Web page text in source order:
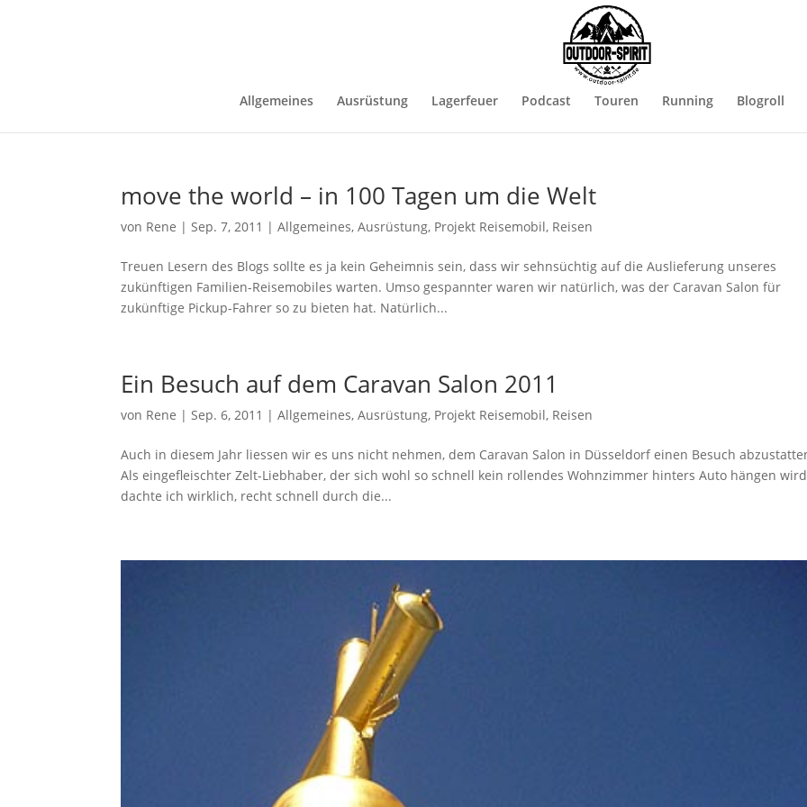
Allgemeines Ausrüstung Lagerfeuer Podcast Touren Running Blogroll
move the world – in 100 Tagen um die Welt
von Rene |Sep. 7, 2011 |Allgemeines,Ausrüstung, Projekt Reisemobil, Reisen
Treuen Lesern des Blogs sollte es ja kein Geheimnis sein, dass wir sehnsüchtig auf die Auslieferung unseres
zukünftigen Familien-Reisemobiles warten. Umso gespannter waren wir natürlich, was der Caravan Salon für
zukünftige Pickup-Fahrer so zu bieten hat. Natürlich...
Ein Besuch auf dem Caravan Salon 2011
von Rene |Sep. 6, 2011 |Allgemeines,Ausrüstung, Projekt Reisemobil, Reisen
Auch in diesem Jahr liessen wir es uns nicht nehmen, dem Caravan Salon in Düsseldorf einen Besuch
Als eingefleischter Zelt-Liebhaber, der sich wohl so schnell kein rollendes Wohnzimmer hinters Auto hängen
dachte ich wirklich, recht schnell durch die...